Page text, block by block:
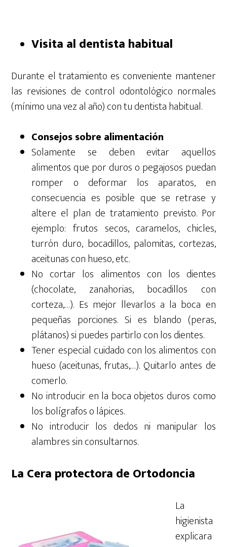
Visita al dentista habitual
Durante el tratamiento es conveniente mantener
las revisiones de control odontológico normales
(mínimo una vez al año) con tu dentista habitual.
Consejos sobre alimentación
Solamente se deben evitar aquellos
alimentos que por duros o pegajosos puedan
romper o deformar los aparatos, en
consecuencia es posible que se retrase y
altere el plan de tratamiento previsto. Por
ejemplo: frutos secos, caramelos, chicles,
turrón duro, bocadillos, palomitas, cortezas,
aceitunas con hueso, etc.
No cortar los alimentos con los dientes
(chocolate, zanahorias, bocadillos con
corteza,…). Es mejor llevarlos a la boca en
pequeñas porciones. Si es blando (peras,
plátanos) si puedes partirlo con los dientes.
Tener especial cuidado con los alimentos con
hueso (aceitunas, frutas,…). Quitarlo antes de
comerlo.
No introducir en la boca objetos duros como
los bolígrafos o lápices.
No introducir los dedos ni manipular los
alambres sin consultarnos.
La Cera protectora de Ortodoncia
La
higienista
explicara